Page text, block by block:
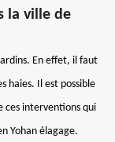
la ville de
En effet, il faut
haies. Il est possible
ces interventions qui
Yohan élagage.